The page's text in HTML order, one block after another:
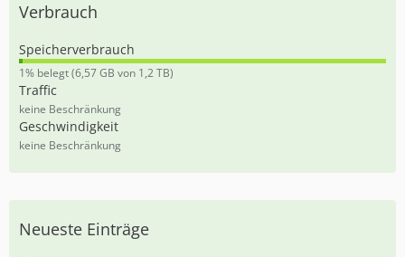
Verbrauch
Speicherverbrauch
0
,
5
5
%
1% belegt (6,57 GB von 1,2 TB)
Traffic
keine Beschränkung
Geschwindigkeit
keine Beschränkung
Neueste Einträge